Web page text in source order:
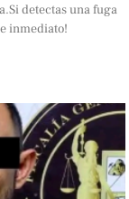
detectas una fuga
inmediato!